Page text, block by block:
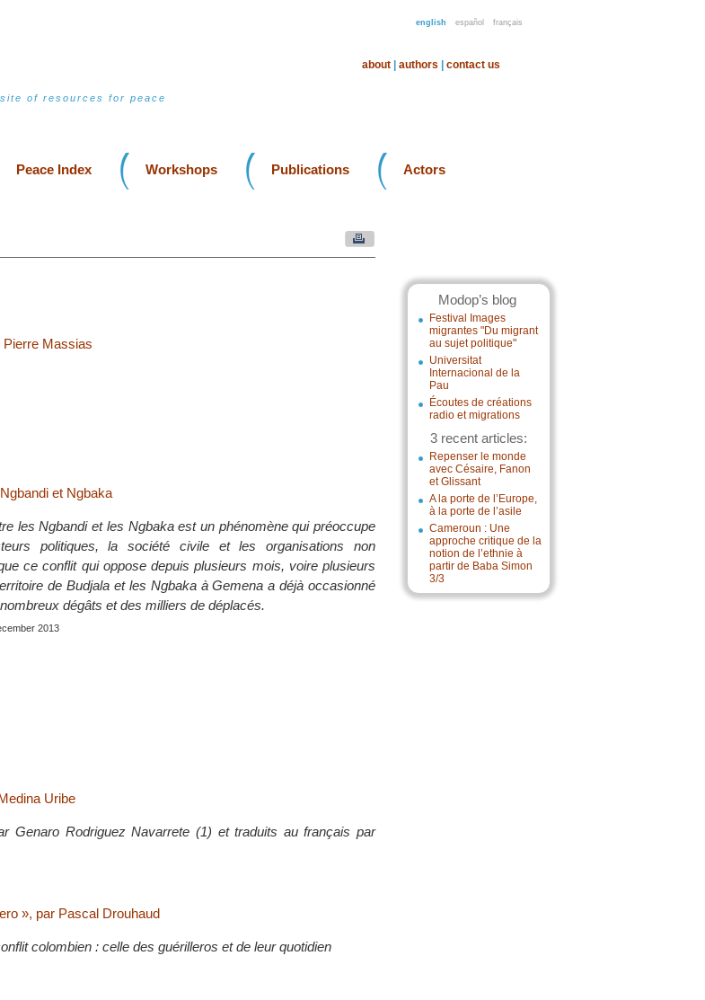
english español français
of resources for peace
about authors contact us
Peace Index Workshops Publications Actors
Modop’s blog
Festival Images
migrantes "Du migrant
au sujet politique"
Universitat
Internacional de la
Pau
Écoutes de créations
radio et migrations
3 recent articles:
Repenser le monde
avec Césaire, Fanon
et Glissant
A la porte de l’Europe,
à la porte de l’asile
Cameroun : Une
approche critique de la
notion de l’ethnie à
partir de Baba Simon
3/3
Pierre Massias
et Ngbaka
les Ngbandi et les Ngbaka est un phénomène qui préoccupe
politiques, la société civile et les organisations non
ce conflit qui oppose depuis plusieurs mois, voire plusieurs
de Budjala et les Ngbaka à Gemena a déjà occasionné
dégâts et des milliers de déplacés.
2013
Uribe
Genaro Rodriguez Navarrete (1) et traduits au français par
», par Pascal Drouhaud
colombien : celle des guérilleros et de leur quotidien